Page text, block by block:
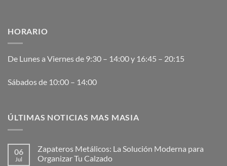
HORARIO
De Lunes a Viernes de 9:30 – 14:00 y 16:45 – 20:15
Sábados de 10:00 – 14:00
ÚLTIMAS NOTICIAS MAS MASIA
06
Jul
Zapateros Metálicos: La Solución Moderna para
Organizar Tu Calzado